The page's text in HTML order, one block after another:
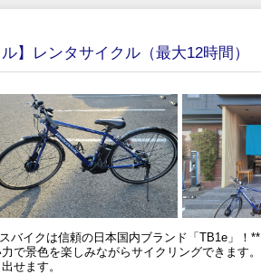
】レンタサイクル（最大12時間）
バイクは信頼の日本国内ブランド「TB1e」！**
で景色を楽しみながらサイクリングできます。
せます。